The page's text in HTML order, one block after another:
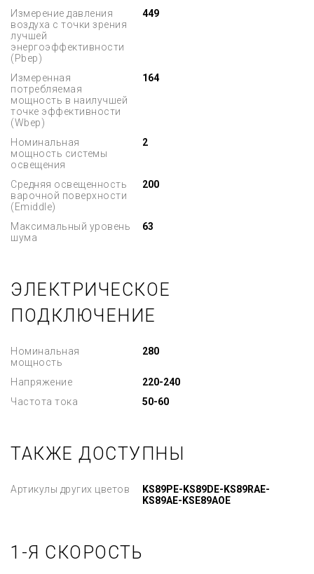
Измерение давления
воздуха с точки зрения
лучшей
энергоэффективности
(Pbep)
449
Измеренная
потребляемая
мощность в наилучшей
точке эффективности
(Wbep)
164
Номинальная
мощность системы
освещения
2
Средняя освещенность
варочной поверхности
(Emiddle)
200
Максимальный уровень
шума
63
ЭЛЕКТРИЧЕСКОЕ
ПОДКЛЮЧЕНИЕ
Номинальная
мощность
280
Напряжение
220-240
Частота тока
50-60
ТАКЖЕ ДОСТУПНЫ
Артикулы других цветов
KS89PE-KS89DE-KS89RAE-
KS89AE-KSE89AOE
1-Я СКОРОСТЬ